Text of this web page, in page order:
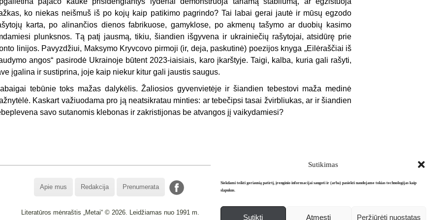
Sutikimas
Siekdami teikti geriausią patirtį, įrenginio informacijai saugoti ir (arba) pasiekti naudojame tokias technologijas kaip
slapukus.
Sutikti Atmesti Peržiūrėti nuostatas
ko niekas neišmuš iš po kojų kaip patikimo pagrindo? Tai labai gerai jautė ir mūsų egzodo
karta, po alinančios dienos fabrikuose, gamyklose, po akmenų tašymo ar duobių kasimo
plunksnos. Tą patį jausmą, tikiu, šiandien išgyvena ir ukrainiečių rašytojai, atsidūrę prie
linijos. Pavyzdžiui, Maksymo Kryvcovo pirmoji (ir, deja, paskutinė) poezijos knyga „Eilėraščiai iš
angos“ pasirodė Ukrainoje būtent 2023-iaisiais, karo įkarštyje. Taigi, kalba, kuria gali rašyti,
įgalina ir sustiprina, joje kaip niekur kitur gali jaustis saugus.
tebūnie toks mažas dalykėlis. Žaliosios gyvenvietėje ir šiandien tebestovi maža medinė
Kaskart važiuodama pro ją neatsikratau minties: ar tebečipsi tasai žvirbliukas, ar ir šiandien
savo sutanomis klebonas ir zakristijonas be atvangos jį vaikydamiesi?
Apie mus Redakcija Prenumerata
Literatūros mėnraštis „Metai“ © 2026. Leidžiamas nuo 1991 m.